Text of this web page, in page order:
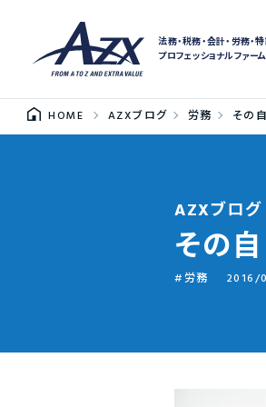
法務・税務・会計・労務・
プロフェッショナルファーム
HOME AZXブログ 労務 その
AZXブログ
その
労務 2016/